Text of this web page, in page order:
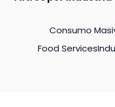
Consumo
Food Services